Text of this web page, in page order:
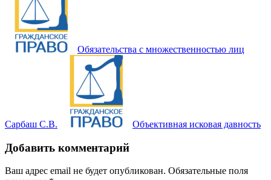
Обязательства с множественностью лиц
Сарбаш С.В. Объективная исковая давность
Добавить комментарий
Ваш адрес email не будет опубликован. Обязательные поля